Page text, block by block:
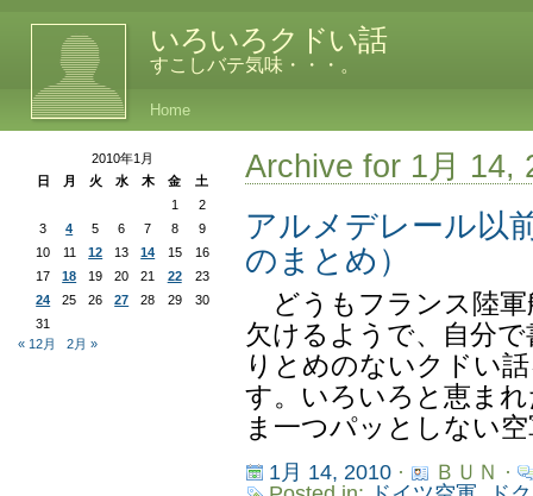
いろいろクドい話
すこしバテ気味・・・。
Home
Archive for 1月 14,
アルメデレール
のまとめ）
どうもフランス陸軍
欠けるようで、自分
りとめのないクドい
す。いろいろと恵ま
ま一つパッとしない
1月 14, 2010·
ＢＵＮ ·
2010年1月
日
月 火 水 木 金
土
1
2
3
4 5 6 7 8
9
10
11 12 13 14 15
16
17
18 19 20 21 22
23
24
25 26 27 28 29
30
31
« 12月
2月 »